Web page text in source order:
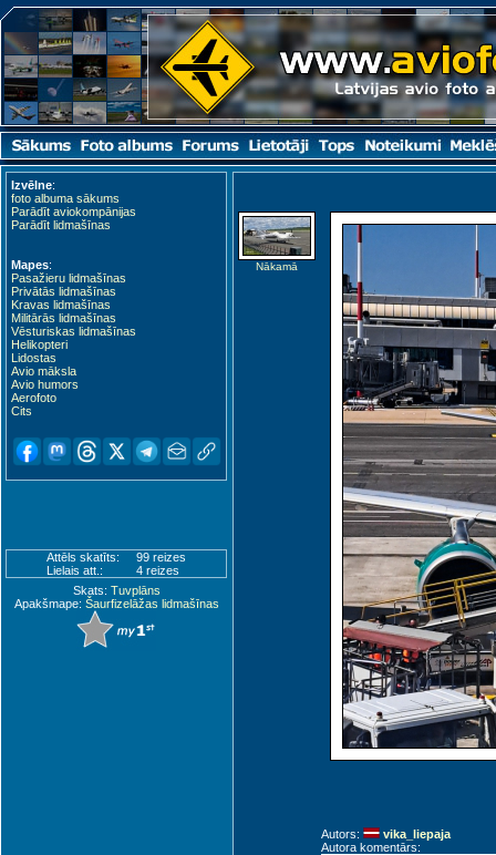
Izvēlne:
foto albuma sākums
Parādīt aviokompānijas
Parādīt lidmašīnas
Mapes:
Pasažieru lidmašīnas
Privātās lidmašīnas
Kravas lidmašīnas
Militārās lidmašīnas
Vēsturiskas lidmašīnas
Helikopteri
Lidostas
Avio māksla
Avio humors
Aerofoto
Cits
Attēls skatīts:
99 reizes
Lielais att.:
4 reizes
Skats: Tuvplāns
Apakšmape: Šaurfizelāžas lidmašīnas
Nākamā
Autors:
vika_liepaja
Autora komentārs: